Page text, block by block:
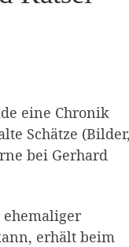
eine Chronik
Schätze
bei Gerhard
erhält beim